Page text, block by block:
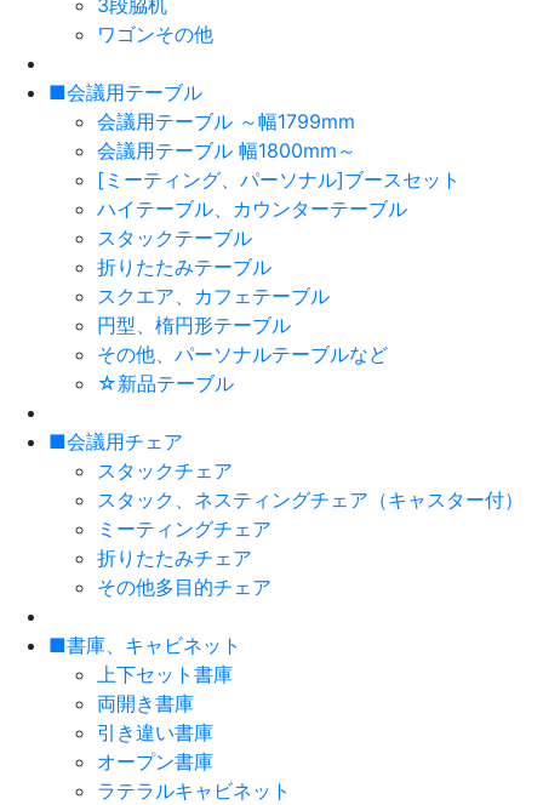
3段脇机
ワゴンその他
■会議用テーブル
会議用テーブル ～幅1799mm
会議用テーブル 幅1800mm～
[ミーティング、パーソナル]ブースセット
ハイテーブル、カウンターテーブル
スタックテーブル
折りたたみテーブル
スクエア、カフェテーブル
円型、楕円形テーブル
その他、パーソナルテーブルなど
☆新品テーブル
■会議用チェア
スタックチェア
スタック、ネスティングチェア（キャスター付）
ミーティングチェア
折りたたみチェア
その他多目的チェア
■書庫、キャビネット
上下セット書庫
両開き書庫
引き違い書庫
オープン書庫
ラテラルキャビネット